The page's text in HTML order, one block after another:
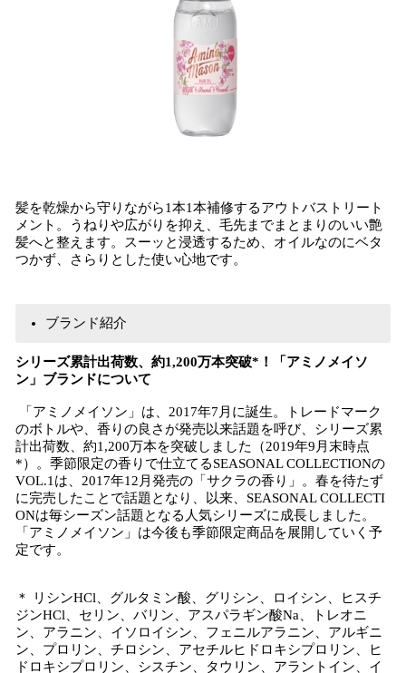
髪を乾燥から守りながら1本1本補修するアウトバストリート
メント。うねりや広がりを抑え、毛先までまとまりのいい艶
髪へと整えます。スーッと浸透するため、オイルなのにベタ
つかず、さらりとした使い心地です。
ブランド紹介
シリーズ累計出荷数、約1,200万本突破*！「アミノメイソ
ン」ブランドについて
「アミノメイソン」は、2017年7月に誕生。トレードマーク
のボトルや、香りの良さが発売以来話題を呼び、シリーズ累
計出荷数、約1,200万本を突破しました（2019年9月末時点
*）。季節限定の香りで仕立てるSEASONAL COLLECTIONの
VOL.1は、2017年12月発売の「サクラの香り」。春を待たず
に完売したことで話題となり、以来、SEASONAL COLLECTI
ONは毎シーズン話題となる人気シリーズに成長しました。
「アミノメイソン」は今後も季節限定商品を展開していく予
定です。
＊ リシンHCl、グルタミン酸、グリシン、ロイシン、ヒスチ
ジンHCl、セリン、バリン、アスパラギン酸Na、トレオニ
ン、アラニン、イソロイシン、フェニルアラニン、アルギニ
ン、プロリン、チロシン、アセチルヒドロキシプロリン、ヒ
ドロキシプロリン、シスチン、タウリン、アラントイン、イ